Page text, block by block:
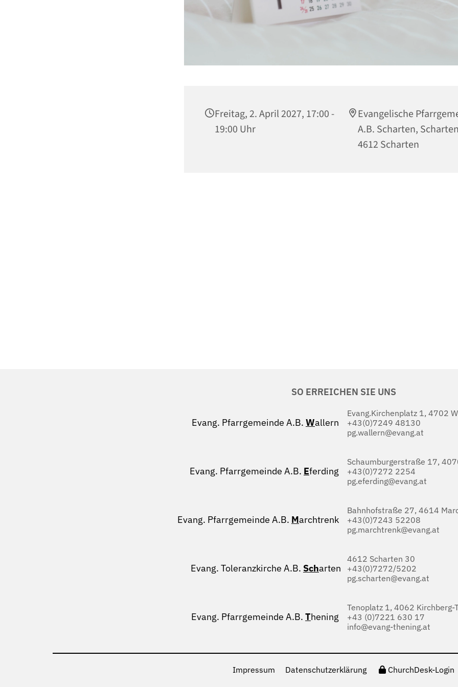
Freitag, 2. April 2027, 17:00 -
19:00 Uhr
Evangelische
A.B. Scharten,
4612 Scharten
SO ERREICHEN SIE UNS
Evang. Pfarrgemeinde A.B. Wallern
Evang.Kirchenplatz 1, 4702
+43(0)7249 48130
pg.wallern@evang.at
Evang. Pfarrgemeinde A.B. Eferding
Schaumburgerstraße 17,
+43(0)7272 2254
pg.eferding@evang.at
Evang. Pfarrgemeinde A.B. Marchtrenk
Bahnhofstraße 27, 4614
+43(0)7243 52208
pg.marchtrenk@evang.at
Evang. Toleranzkirche A.B. Scharten
4612 Scharten 30
+43(0)7272/5202
pg.scharten@evang.at
Evang. Pfarrgemeinde A.B. Thening
Tenoplatz 1, 4062 Kirchberg-
+43 (0)7221 630 17
info@evang-thening.at
Impressum Datenschutzerklärung ChurchDesk-Login